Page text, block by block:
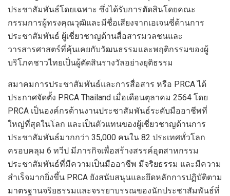
ประชาสัมพันธ์โดยเฉพาะ ซึ่งได้รับการตัดสินโดยคณะ
กรรมการผู้ทรงคุณวุฒิและมีชื่อเสียงจากเอเจนซี่ด้านการ
ประชาสัมพันธ์ ผู้เชี่ยวชาญด้านสื่อสารมวลชนและ
วารสารศาสตร์ที่คุ้นเคยกับวัฒนธรรมและพฤติกรรมของผู้
บริโภคชาวไทยเป็นผู้ตัดสินรางวัลอย่างยุติธรรม
สมาคมการประชาสัมพันธ์และการสื่อสาร หรือ PRCA ได้
ประกาศจัดตั้ง PRCA Thailand เมื่อเดือนตุลาคม 2564 โดย
PRCA เป็นองค์กรด้านงานประชาสัมพันธ์ระดับมืออาชีพที่
ใหญ่ที่สุดในโลก และเป็นตัวแทนของผู้เชี่ยวชาญด้านการ
ประชาสัมพันธ์มากกว่า 35,000 คนใน 82 ประเทศทั่วโลก
ครอบคลุม 6 ทวีป มีภารกิจเพื่อสร้างสรรค์อุตสาหกรรม
ประชาสัมพันธ์ที่มีความเป็นมืออาชีพ มีจริยธรรม และมีความ
สำเร็จมากยิ่งขึ้น PRCA ยังสนับสนุนและยึดหลักการปฏิบัติตาม
มาตรฐานจริยธรรมและจรรยาบรรณของนักประชาสัมพันธ์ที่